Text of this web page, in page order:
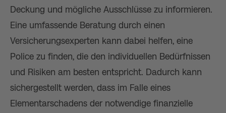
Deckung und mögliche Ausschlüsse zu informieren.
Eine umfassende Beratung durch einen
Versicherungsexperten kann dabei helfen, eine
Police zu finden, die den individuellen Bedürfnissen
und Risiken am besten entspricht. Dadurch kann
sichergestellt werden, dass im Falle eines
Elementarschadens der notwendige finanzielle